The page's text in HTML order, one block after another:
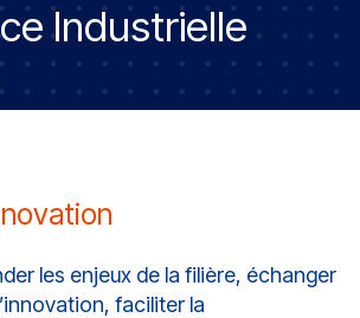
Industrielle
les enjeux de la filière, échanger
faciliter la